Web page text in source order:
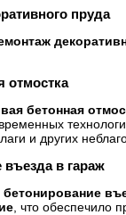
пруда
отмостка
бетонная
и других
въезда в гараж
бетонирование
, что обеспечило